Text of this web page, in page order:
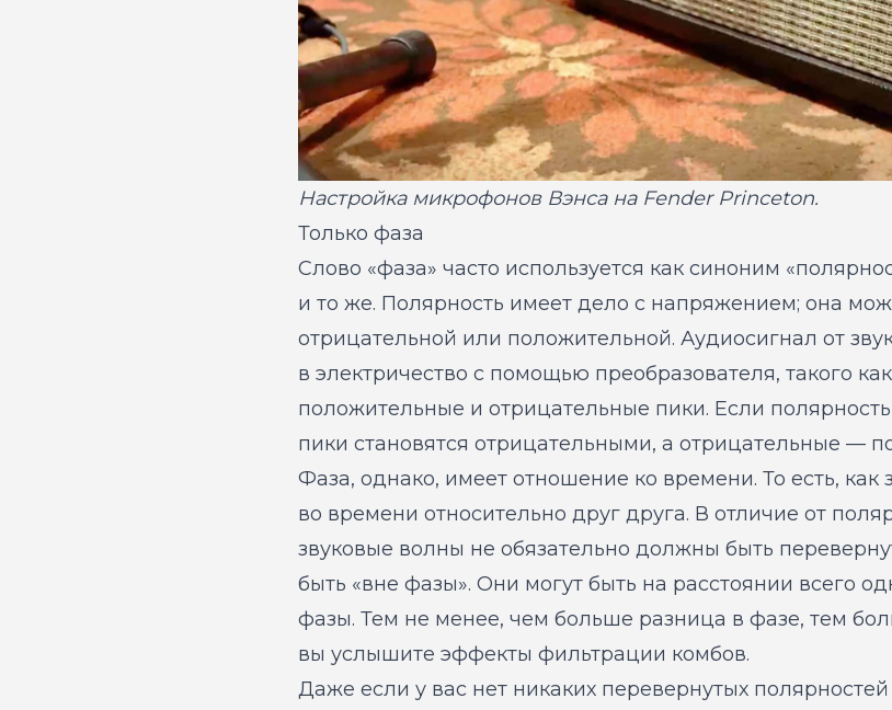
Настройка микрофонов Вэнса на Fender Princeton.
Только фаза
Слово «фаза» часто используется как синоним
и то же. Полярность имеет дело с напряжением; она
отрицательной или положительной. Аудиосигнал от
в электричество с помощью преобразователя, такого
положительные и отрицательные пики. Если
пики становятся отрицательными, а отрицательные —
Фаза, однако, имеет отношение ко времени. То есть,
во времени относительно друг друга. В отличие от
звуковые волны не обязательно должны быть
быть «вне фазы». Они могут быть на расстоянии всего
фазы. Тем не менее, чем больше разница в фазе, тем
вы услышите эффекты фильтрации комбов.
Даже если у вас нет никаких перевернутых